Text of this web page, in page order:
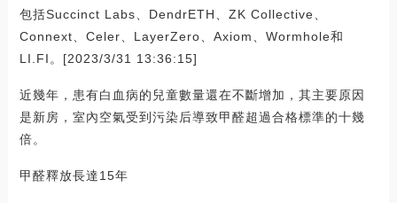
包括Succinct Labs、DendrETH、ZK Collective、
Connext、Celer、LayerZero、Axiom、Wormhole和
LI.FI。[2023/3/31 13:36:15]
近幾年，患有白血病的兒童數量還在不斷增加，其主要原因
是新房，室內空氣受到污染后導致甲醛超過合格標準的十幾
倍。
甲醛釋放長達15年